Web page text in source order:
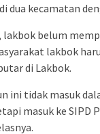
dua kecamatan
lakbok belum
lakbok
di Lakbok.
ini tidak masuk
masuk ke SIPD